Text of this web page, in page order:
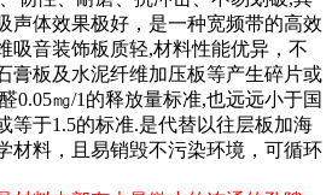
声体效果极好，是一种宽频带的高效
吸音装饰板质轻,材料性能优异，不
膏板及水泥纤维加压板等产生碎片或
0.05㎎/1 的释放量标准,也远远小于国
等于1.5的标准.是代替以往层板加海
材料，且易销毁不污染环境，可循环